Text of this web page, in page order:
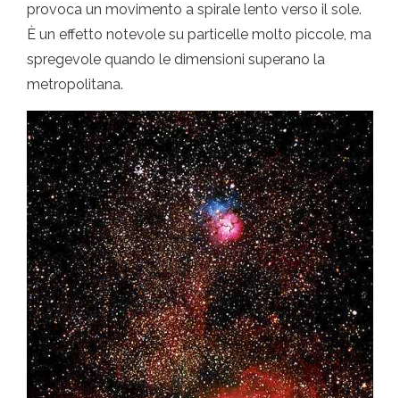
provoca un movimento a spirale lento verso il sole.
È un effetto notevole su particelle molto piccole, ma
spregevole quando le dimensioni superano la
metropolitana.